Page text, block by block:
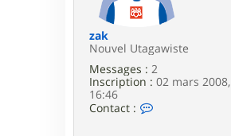
zak
Nouvel Utagawiste
Messages : 2
Inscription : 02 mars 2008,
16:46
Contact :